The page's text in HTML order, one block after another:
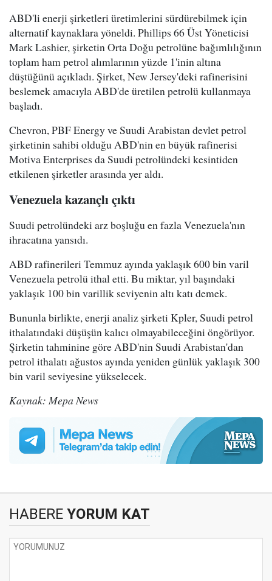
ABD'li enerji şirketleri üretimlerini sürdürebilmek için
alternatif kaynaklara yöneldi. Phillips 66 Üst Yöneticisi
Mark Lashier, şirketin Orta Doğu petrolüne bağımlılığının
toplam ham petrol alımlarının yüzde 1'inin altına
düştüğünü açıkladı. Şirket, New Jersey'deki rafinerisini
beslemek amacıyla ABD'de üretilen petrolü kullanmaya
başladı.
Chevron, PBF Energy ve Suudi Arabistan devlet petrol
şirketinin sahibi olduğu ABD'nin en büyük rafinerisi
Motiva Enterprises da Suudi petrolündeki kesintiden
etkilenen şirketler arasında yer aldı.
Venezuela kazançlı çıktı
Suudi petrolündeki arz boşluğu en fazla Venezuela'nın
ihracatına yansıdı.
ABD rafinerileri Temmuz ayında yaklaşık 600 bin varil
Venezuela petrolü ithal etti. Bu miktar, yıl başındaki
yaklaşık 100 bin varillik seviyenin altı katı demek.
Bununla birlikte, enerji analiz şirketi Kpler, Suudi petrol
ithalatındaki düşüşün kalıcı olmayabileceğini öngörüyor.
Şirketin tahminine göre ABD'nin Suudi Arabistan'dan
petrol ithalatı ağustos ayında yeniden günlük yaklaşık 300
bin varil seviyesine yükselecek.
Kaynak: Mepa News
HABERE YORUM KAT